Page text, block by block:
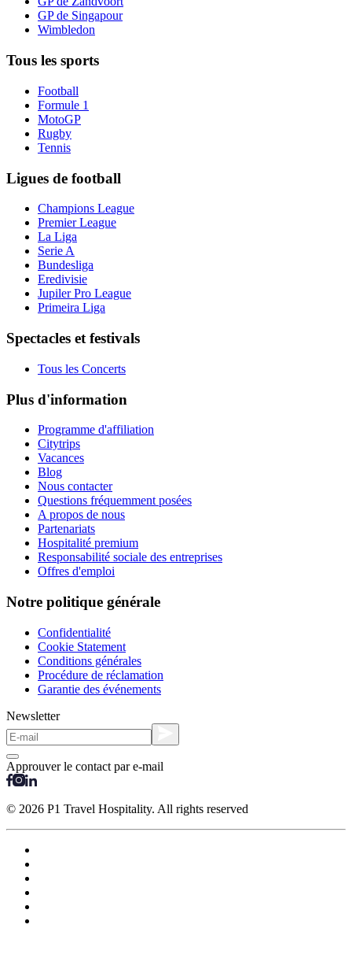
GP de Singapour
Wimbledon
Tous les sports
Football
Formule 1
MotoGP
Rugby
Tennis
Ligues de football
Champions League
Premier League
La Liga
Serie A
Bundesliga
Eredivisie
Jupiler Pro League
Primeira Liga
Spectacles et festivals
Tous les Concerts
Plus d'information
Programme d'affiliation
Citytrips
Vacances
Blog
Nous contacter
Questions fréquemment posées
A propos de nous
Partenariats
Hospitalité premium
Responsabilité sociale des entreprises
Offres d'emploi
Notre politique générale
Confidentialité
Cookie Statement
Conditions générales
Procédure de réclamation
Garantie des événements
Newsletter
Approuver le contact par e-mail
© 2026 P1 Travel Hospitality. All rights reserved